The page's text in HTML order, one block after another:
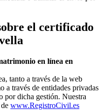
el certificado
en línea en
tanto a través de la web
a través de entidades privadas
por dicha gestión. Nuestra
www.RegistroCivil.es